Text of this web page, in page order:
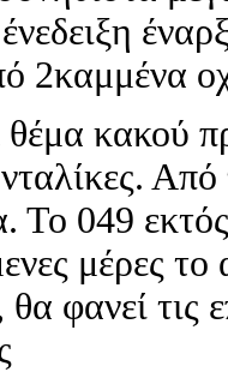
2καμμένα
θέμα κακού
Το 049
μέρες το
φανεί τις